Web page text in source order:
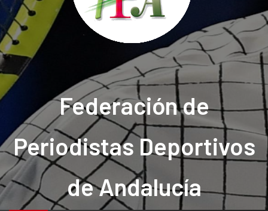
Federación de
Periodistas Deportivos
de Andalucía